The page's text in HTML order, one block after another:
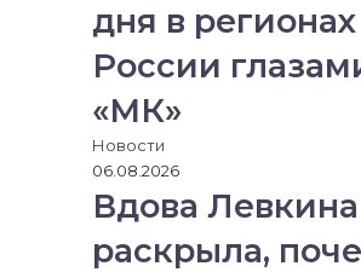
дня в регионах
России
«МК»
Новости
06.08.2026
Вдова Левкина
раскрыла,